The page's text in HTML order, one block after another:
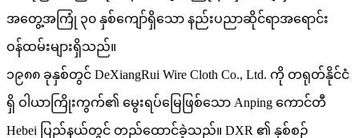
အတွေ့အကြုံ ၃၀ နှစ်ကျော်ရှိသော နည်းပညာဆိုင်ရာအရောင်း
ဝန်ထမ်းများရှိသည်။
၁၉၈၈ ခုနှစ်တွင် DeXiangRui Wire Cloth Co., Ltd. ကို တရုတ်နိုင်ငံ
ရှိ ဝါယာကြိုးကွက်၏ မွေးရပ်မြေဖြစ်သော Anping ကောင်တီ
Hebei ပြည်နယ်တွင် တည်ထောင်ခဲ့သည်။ DXR ၏ နှစ်စဉ်